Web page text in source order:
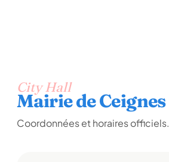
City Hall
Mairie de Ceignes
Coordonnées et horaires officiels.